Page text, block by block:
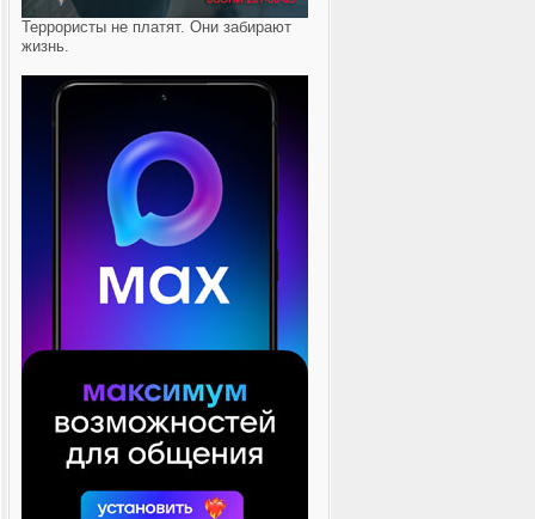
Террористы не платят. Они забирают
жизнь.